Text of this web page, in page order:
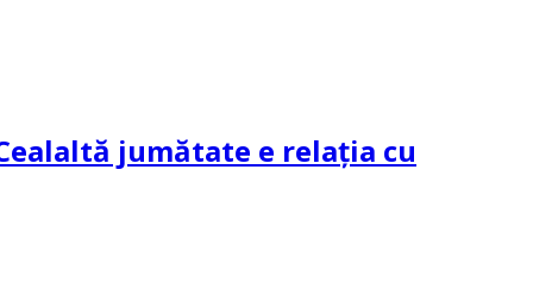
jumătate e relația cu